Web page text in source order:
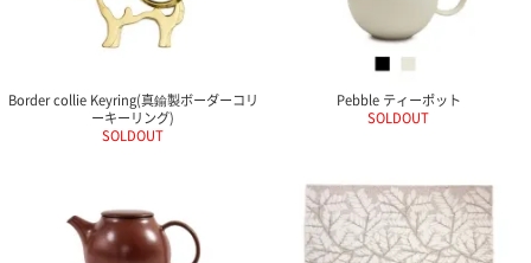
Border collie Keyring(真鍮製ボーダーコリ
ーキーリング)
SOLDOUT
Pebble ティーポット
SOLDOUT